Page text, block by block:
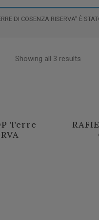
DI COSENZA RISERVA” È
Showing all 3 results
Terre